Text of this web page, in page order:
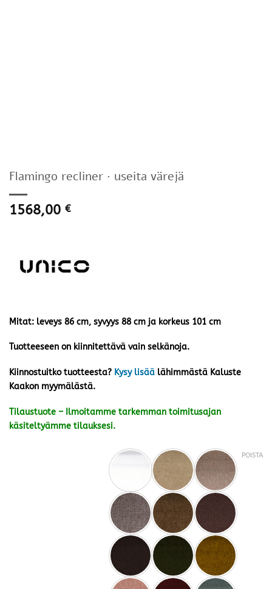
Flamingo recliner · useita värejä
1568,00 €
Mitat: leveys 86 cm, syvyys 88 cm ja korkeus 101 cm
Tuotteeseen on kiinnitettävä vain selkänoja.
Kiinnostuitko tuotteesta? Kysy lisää lähimmästä Kaluste
Kaakon myymälästä.
Tilaustuote – Ilmoitamme tarkemman toimitusajan
käsiteltyämme tilauksesi.
POISTA